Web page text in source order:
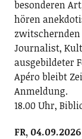
besonderen
hören
Journalist,
ausgebildeter
Apéro bleibt
Anmeldung.
18.00 Uhr,
FR, 04.09.2026